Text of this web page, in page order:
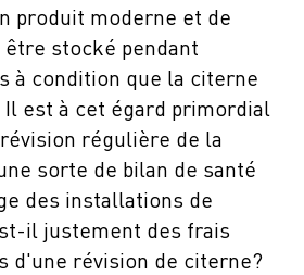
produit moderne et de
stocké pendant
à condition que la citerne
est à cet égard primordial
régulière de la
sorte de bilan de santé
des installations de
il justement des frais
d'une révision de citerne?